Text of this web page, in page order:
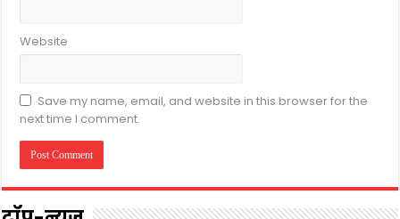
Website
Save my name, email, and website in this browser for the
next time I comment.